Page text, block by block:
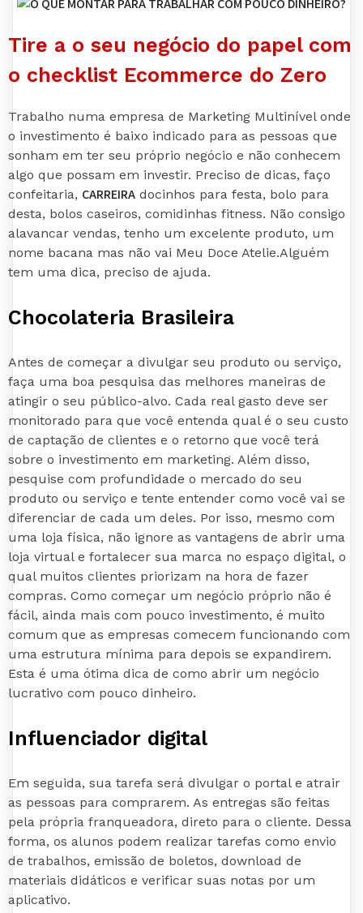
Tire a o seu negócio do papel com
o checklist Ecommerce do Zero
Trabalho numa empresa de Marketing Multinível onde
o investimento é baixo indicado para as pessoas que
sonham em ter seu próprio negócio e não conhecem
algo que possam em investir. Preciso de dicas, faço
confeitaria, CARREIRA docinhos para festa, bolo para
desta, bolos caseiros, comidinhas fitness. Não consigo
alavancar vendas, tenho um excelente produto, um
nome bacana mas não vai Meu Doce Atelie.Alguém
tem uma dica, preciso de ajuda.
Chocolateria Brasileira
Antes de começar a divulgar seu produto ou serviço,
faça uma boa pesquisa das melhores maneiras de
atingir o seu público-alvo. Cada real gasto deve ser
monitorado para que você entenda qual é o seu custo
de captação de clientes e o retorno que você terá
sobre o investimento em marketing. Além disso,
pesquise com profundidade o mercado do seu
produto ou serviço e tente entender como você vai se
diferenciar de cada um deles. Por isso, mesmo com
uma loja física, não ignore as vantagens de abrir uma
loja virtual e fortalecer sua marca no espaço digital, o
qual muitos clientes priorizam na hora de fazer
compras. Como começar um negócio próprio não é
fácil, ainda mais com pouco investimento, é muito
comum que as empresas comecem funcionando com
uma estrutura mínima para depois se expandirem.
Esta é uma ótima dica de como abrir um negócio
lucrativo com pouco dinheiro.
Influenciador digital
Em seguida, sua tarefa será divulgar o portal e atrair
as pessoas para comprarem. As entregas são feitas
pela própria franqueadora, direto para o cliente. Dessa
forma, os alunos podem realizar tarefas como envio
de trabalhos, emissão de boletos, download de
materiais didáticos e verificar suas notas por um
aplicativo.